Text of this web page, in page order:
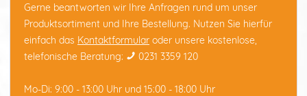
Gerne beantworten wir Ihre Anfragen rund um unser
Produktsortiment und Ihre Bestellung. Nutzen Sie hierfür
einfach das Kontaktformular oder unsere kostenlose,
telefonische Beratung:
0231 3359 120
Mo-Di: 9:00 - 13:00 Uhr und 15:00 - 18:00 Uhr